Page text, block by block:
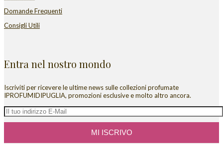
Domande Frequenti
Consigli Utili
Entra nel nostro mondo
Iscriviti per ricevere le ultime news sulle collezioni profumate
IPROFUMIDIPUGLIA, promozioni esclusive e molto altro ancora.